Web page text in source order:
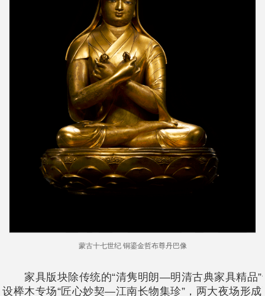
蒙古十七世纪 铜鎏金哲布尊丹巴像
家具版块除传统的“清隽明朗—明清古典家具精品”
设榉木专场“匠心妙契—江南长物集珍”，两大夜场形